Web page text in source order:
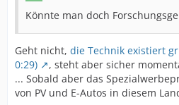
Könnte man doch
Geht nicht, die Technik existiert
0:29)
, steht aber sicher
... Sobald aber das
von PV und E-Autos in diesem